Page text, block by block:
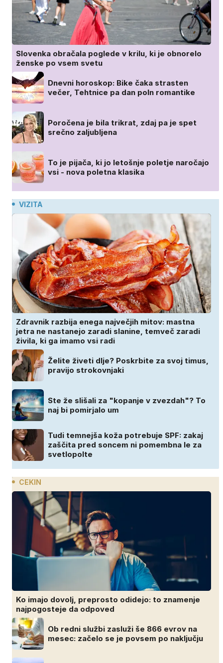
Slovenka obračala poglede v krilu, ki je obnorelo
ženske po vsem svetu
Dnevni horoskop: Bike čaka strasten
večer, Tehtnice pa dan poln romantike
Poročena je bila trikrat, zdaj pa je spet
srečno zaljubljena
To je pijača, ki jo letošnje poletje naročajo
vsi - nova poletna klasika
VIZITA
Zdravnik razbija enega največjih mitov: mastna
jetra ne nastanejo zaradi slanine, temveč zaradi
živila, ki ga imamo vsi radi
Želite živeti dlje? Poskrbite za svoj timus,
pravijo strokovnjaki
Ste že slišali za "kopanje v zvezdah"? To
naj bi pomirjalo um
Tudi temnejša koža potrebuje SPF: zakaj
zaščita pred soncem ni pomembna le za
svetlopolte
CEKIN
Ko imajo dovolj, preprosto odidejo: to znamenje
najpogosteje da odpoved
Ob redni službi zasluži še 866 evrov na
mesec: začelo se je povsem po naključju